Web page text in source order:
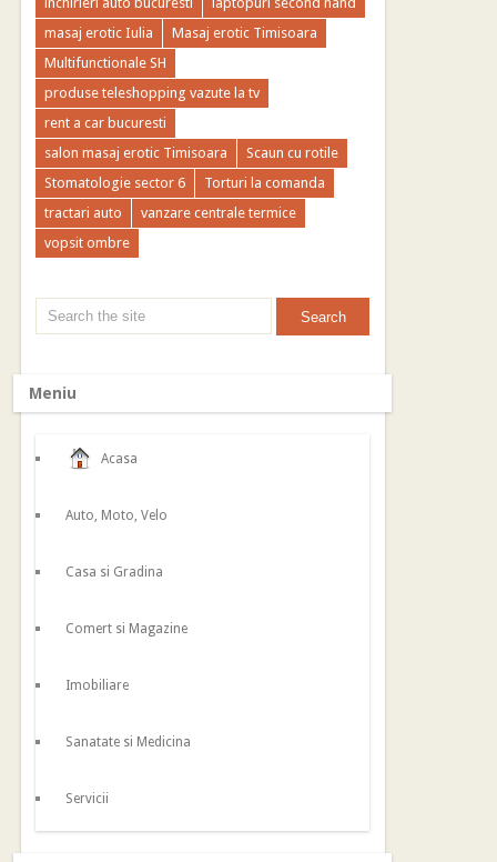
masaj erotic Iulia
Masaj erotic Timisoara
Multifunctionale SH
produse teleshopping vazute la tv
rent a car bucuresti
salon masaj erotic Timisoara
Scaun cu rotile
Stomatologie sector 6
Torturi la comanda
tractari auto
vanzare centrale termice
vopsit ombre
Meniu
Acasa
Auto, Moto, Velo
Casa si Gradina
Comert si Magazine
Imobiliare
Sanatate si Medicina
Servicii